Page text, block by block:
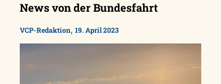
News von der Bundesfahrt
VCP-Redaktion, 19. April 2023